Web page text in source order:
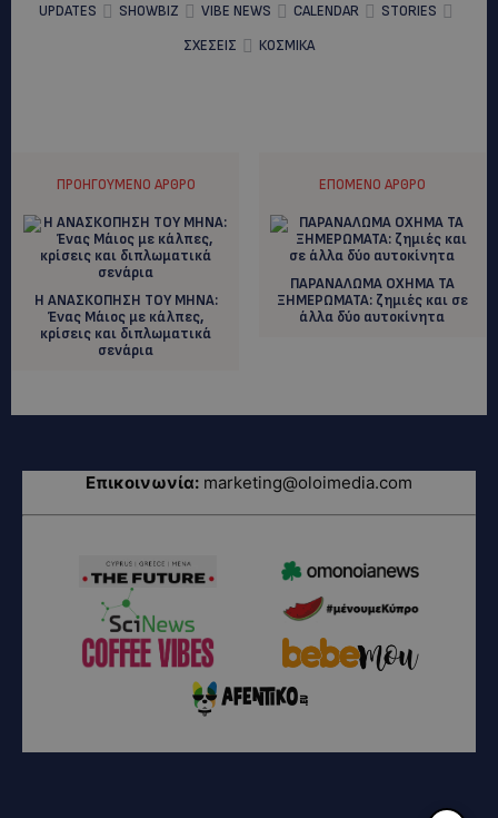
UPDATES SHOWBIZ VIBE NEWS CALENDAR
STORIES
ΣΧΕΣΕΙΣ
ΚΟΣΜΙΚΑ
ΠΡΟΗΓΟΎΜΕΝΟ ΆΡΘΡΟ
Η ΑΝΑΣΚΟΠΗΣΗ ΤΟΥ ΜΗΝΑ:
Ένας Μάιος με κάλπες,
κρίσεις και διπλωματικά
σενάρια
ΕΠΌΜΕΝΟ ΆΡΘΡΟ
ΠΑΡΑΝΑΛΩΜΑ ΟΧΗΜΑ ΤΑ
ΞΗΜΕΡΩΜΑΤΑ: ζημιές και σε
άλλα δύο αυτοκίνητα
Επικοινωνία: marketing@oloimedia.com